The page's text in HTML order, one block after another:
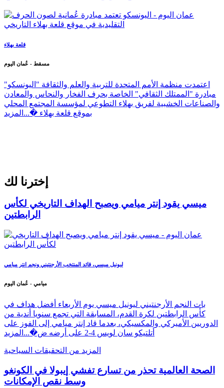
قلعة بهلاء
مسقط - عُمان اليوم
اعتمدت منظمة الأمم المتحدة للتربية والعلم والثقافة "اليونسكو"
مبادرة "الممتلك الثقافي" الخاصة بحرف الفخار والنحاس والمعادن
والصناعات الخشبية لفريق بهلاء التطوعي لمؤسسة المجتمع المحلي
بموقع قلعة بهلاء �... المزيد
إخترنا لك
ميسي يقود إنتر ميامي ويصبح الهداف التاريخي لكأس
الرابطتين
ليونيل ميسي، قائد المنتخب الأرجنتيني ونجم انتر ميامي
ميامي - عُمان اليوم
بات النجم الأرجنتيني ليونيل ميسي يوم الأربعاء أفضل هداف في
كأس الرابطتين لكرة القدم، المسابقة التي تجمع سنويا أندية من
الدوريين الأميركي والمكسيكي، بعدما قاد إنتر ميامي إلى الفوز على
أتلتيكو سان لويس 4-2 على أرضه ض�...
المزيد
المزيد من التحقيقات السياحية
الصحة العالمية تحذر من تسارع تفشي إيبولا في الكونغو
وسط نقص الإمكانات